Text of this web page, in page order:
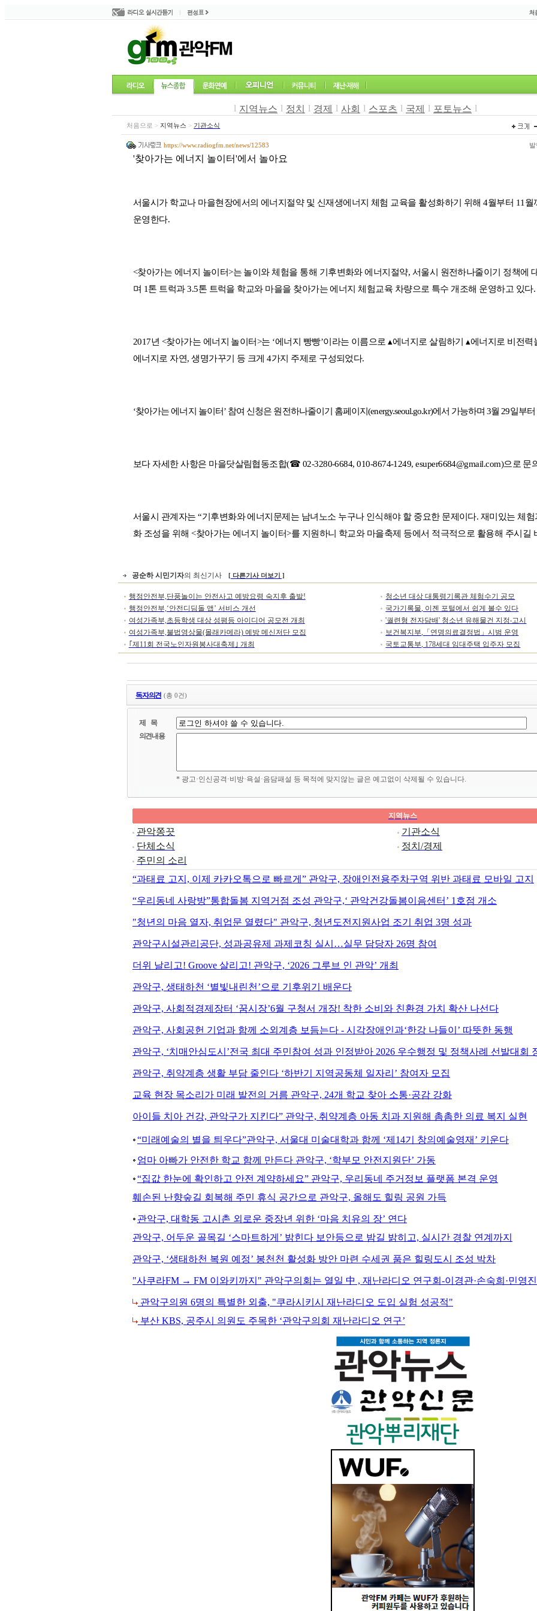
l 지역뉴스 l 정치 l 경제 l 사회 l 스포츠 l 국제 l 포토뉴스 l
처음으로 > 지역뉴스 > 기관소식
https://www.radiogfm.net/news/12583
'찾아가는 에너지 놀이터'에서 놀아요
서울시가 학교나 마을현장에서의 에너지절약 및 신재생에너지 체험 교육을 활성화하기 위해4월부터 11 월
운영한다.
<찾아가는 에너지 놀이터>는 놀이와 체험을 통해 기후변화와 에너지절약, 서울시 원전하나줄이기 정책에
며 1톤 트럭과3.5톤 트럭을 학교와 마을을 찾아가는 에너지 체험교육 차량으로 특수 개조해 운영하고 있다.
2017년 <찾아가는 에너지 놀이터>는 ‘에너지 빵빵’이라는 이름으로▴에너지로 살림하기▴에너지로 비전력
에너지로 자연,생명가꾸기 등 크게4가지 주제로 구성되었다.
‘찾아가는 에너지 놀이터’ 참여 신청은 원전하나줄이기 홈페이지(energy.seoul.go.kr)에서 가능하며3월 29일부
보다 자세한 사항은 마을닷살림협동조합(☎ 02-3280-6684, 010-8674-1249, esuper6684@gmail.com)으로 문
서울시 관계자는“기후변화와 에너지문제는 남녀노소 누구나 인식해야 할 중요한 문제이다. 재미있는 체
화 조성을 위해<찾아가는 에너지 놀이터>를 지원하니 학교와 마을축제 등에서 적극적으로 활용해 주시길
공순하 시민기자의 최신기사 [ 다른기사 더보기 ]
행정안전부,단풍놀이는 안전사고 예방요령 숙지후 출발!
청소년 대상 대통령기록관 체험수기 공모
행정안전부,‘안전디딤돌 앱’ 서비스 개선
국가기록물, 이젠 포털에서 쉽게 볼수 있다
여성가족부,초등학생 대상 성평등 아이디어 공모전 개최
'궐련형 전자담배' 청소년 유해물건 지정‧고시
여성가족부,불법영상물(몰래카메라) 예방 메신저단 모집
보건복지부,「연명의료결정법」시범 운영
｢제11회 전국노인자원봉사대축제｣ 개최
국토교통부, 178세대 임대주택 입주자 모집
독자의견 (총 0건)
제 목
의견내용
* 광고·인신공격·비방·욕설·음담패설 등 목적에 맞지않는 글은 예고없이 삭제될 수 있습니다.
지역뉴스
관악쫑끗
기관소식
단체소식
정치/경제
주민의 소리
“과태료 고지, 이제 카카오톡으로 빠르게” 관악구, 장애인전용주차구역 위반 과태료 모바일 고지
“우리동네 사랑방”통합돌봄 지역거점 조성 관악구,‘ 관악건강돌봄이음센터’ 1호점 개소
"청년의 마음 열자, 취업문 열렸다" 관악구, 청년도전지원사업 조기 취업 3명 성과
관악구시설관리공단, 성과공유제 과제코칭 실시…실무 담당자 26명 참여
더위 날리고! Groove 살리고! 관악구, ‘2026 그루브 인 관악’ 개최
관악구, 생태하천 ‘별빛내린천’으로 기후위기 배운다
관악구, 사회적경제장터 ‘꿈시장’6월 구청서 개장! 착한 소비와 친환경 가치 확산 나선다
관악구, 사회공헌 기업과 함께 소외계층 보듬는다 - 시각장애인과‘한강 나들이’ 따뜻한 동행
관악구, ‘치매안심도시’전국 최대 주민참여 성과 인정받아 2026 우수행정 및 정책사례 선발대회
관악구, 취약계층 생활 부담 줄인다 ‘하반기 지역공동체 일자리’ 참여자 모집
교육 현장 목소리가 미래 발전의 거름 관악구, 24개 학교 찾아 소통·공감 강화
아이들 치아 건강, 관악구가 지킨다” 관악구, 취약계층 아동 치과 지원해 촘촘한 의료 복지 실현
“미래예술의 별을 틔우다”관악구, 서울대 미술대학과 함께 ‘제14기 창의예술영재’ 키운다
엄마 아빠가 안전한 학교 함께 만든다 관악구, ‘학부모 안전지원단’ 가동
“집값 한눈에 확인하고 안전 계약하세요” 관악구, 우리동네 주거정보 플랫폼 본격 운영
훼손된 난향숲길 회복해 주민 휴식 공간으로 관악구, 올해도 힐링 공원 가득
관악구, 대학동 고시촌 외로운 중장년 위한 ‘마음 치유의 장’ 연다
관악구, 어두운 골목길 ‘스마트하게’ 밝힌다 보안등으로 밤길 밝히고, 실시간 경찰 연계까지
관악구, ‘생태하천 복원 예정’ 봉천천 활성화 방안 마련 수세권 품은 힐링도시 조성 박차
"사쿠라FM → FM 이와키까지" 관악구의회는 열일 中 , 재난라디오 연구회-이경관·손숙희·민영진
관악구의원 6명의 특별한 외출, "쿠라시키시 재난라디오 도입 실험 성공적"
부산 KBS, 공주시 의원도 주목한 ‘관악구의회 재난라디오 연구’